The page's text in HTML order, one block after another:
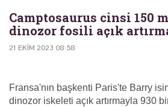
Camptosaurus cinsi 150
dinozor fosili açık
21 EKIM 2023 08:58
Fransa'nın başkenti Paris'te Barry
dinozor iskeleti açık artırmayla 930